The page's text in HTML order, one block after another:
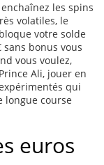
les spins
volatiles, le
votre solde
bonus vous
vous voulez,
Ali, jouer en
qui
course
euros